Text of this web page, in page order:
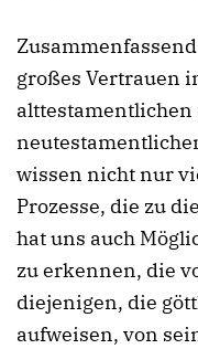
großes Vertrauen
alttestamentlichen
wissen nicht nur
Prozesse, die zu
hat uns auch
zu erkennen, die
diejenigen, die
aufweisen, von